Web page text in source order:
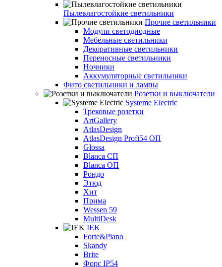
Пылевлагостойкие светильники
Прочие светильники
Модули светодиодные
Мебельные светильники
Декоративные светильники
Переносные светильники
Ночники
Аккумуляторные светильники
Фито светильники и лампы
Розетки и выключатели
Systeme Electric
Трековые розетки
ArtGallery
AtlasDesign
AtlasDesign Profi54 ОП
Glossa
Blanca СП
Blanca ОП
Рондо
Этюд
Хит
Прима
Wessen 59
MultiDesk
IEK
Forte&Piano
Skandy
Brite
Форс IP54